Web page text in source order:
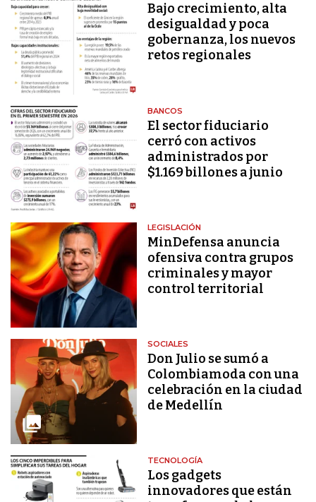
Bajo crecimiento, alta
desigualdad y poca
gobernanza, los nuevos
retos regionales
BANCOS
El sector fiduciario
cerró con activos
administrados por
$1.169 billones a junio
LEGISLACIÓN
MinDefensa anuncia
ofensiva contra grupos
criminales y mayor
control territorial
SOCIALES
Don Julio se sumó a
Colombiamoda con una
celebración en la ciudad
de Medellín
TECNOLOGÍA
Los gadgets
innovadores que están